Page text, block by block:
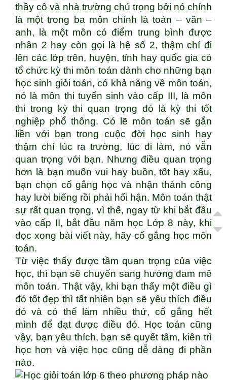
thầy cô và nhà trường chú trọng bởi nó chính
là một trong ba môn chính là toán – văn –
anh, là một môn có điểm trung bình được
nhân 2 hay còn gọi là hệ số 2, thậm chí đi
lên các lớp trên, huyện, tỉnh hay quốc gia có
tổ chức kỳ thi môn toán dành cho những bạn
học sinh giỏi toán, có khả năng về môn toán,
nó là môn thi tuyển sinh vào cấp III, là môn
thi trong kỳ thi quan trọng đó là kỳ thi tốt
nghiệp phổ thông. Có lẽ môn toán sẽ gắn
liền với bạn trong cuộc đời học sinh hay
thậm chí lúc ra trường, lúc đi làm, nó vẫn
quan trọng với bạn. Nhưng điều quan trọng
hơn là bạn muốn vui hay buồn, tốt hay xấu,
bạn chọn cố gắng học và nhận thành công
hay lười biếng rồi phải hối hận. Môn toán thật
sự rất quan trọng, vì thế, ngay từ khi bắt đầu
vào cấp II, bắt đầu năm học Lớp 8 này, khi
đọc xong bài viết này, hãy cố gắng học môn
toán.
Từ việc thấy được tầm quan trọng của việc
học, thì bạn sẽ chuyển sang hướng đam mê
môn toán. Thật vậy, khi bạn thấy một điều gì
đó tốt đẹp thì tất nhiên bạn sẽ yêu thích điều
đó và có thể làm nhiều thứ, cố gắng hết
mình để đạt được điều đó. Học toán cũng
vậy, bạn yêu thích, bạn sẽ quyết tâm, kiên trì
học hơn và việc học cũng dễ dàng đi phần
nào.